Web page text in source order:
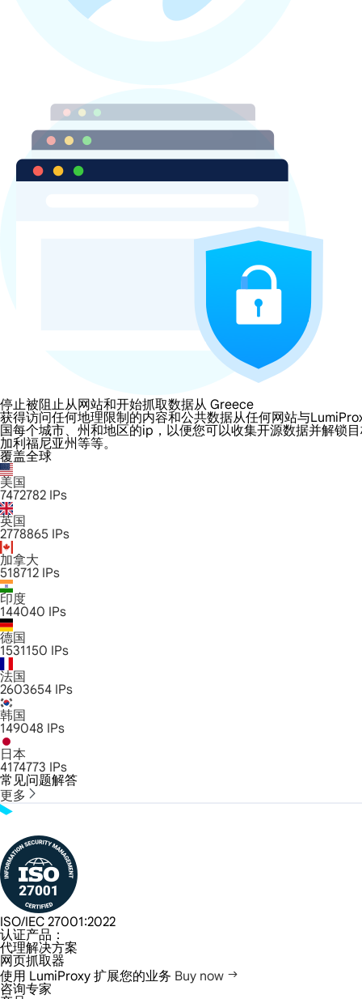
停止被阻止从网站和开始抓取数据从 Greece
获得访问任何地理限制的内容和公共数据从任何网站与
国每个城市、州和地区的ip，以便您可以收集开源数据并解锁
加利福尼亚州等等。
覆盖全球
美国
7472782 IPs
英国
2778865 IPs
加拿大
518712 IPs
印度
144040 IPs
德国
1531150 IPs
法国
2603654 IPs
韩国
149048 IPs
日本
4174773 IPs
常见问题解答
更多
ISO/IEC 27001:2022
认证产品：
代理解决方案
网页抓取器
使用 LumiProxy 扩展您的业务 Buy now
咨询专家